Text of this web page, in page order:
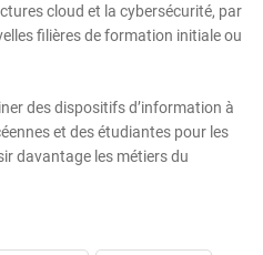
cloud et la cybersécurité, par
filières de formation initiale ou
des dispositifs d’information à
et des étudiantes pour les
davantage les métiers du